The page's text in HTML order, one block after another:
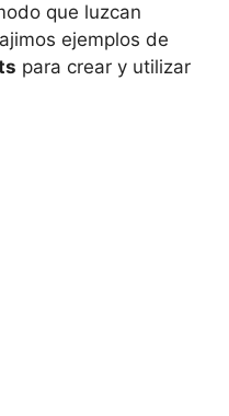
que luzcan
ejemplos de
para crear y utilizar